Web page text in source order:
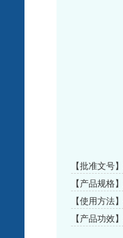
【批准文号】
【产品规格】
【使用方法】
【产品功效】